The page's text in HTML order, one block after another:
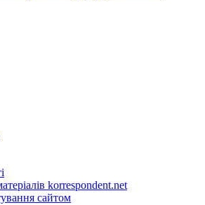
korrespondent.net
сайтом